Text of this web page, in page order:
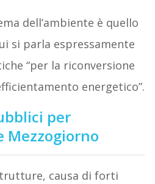
dell’ambiente è quello
si parla espressamente
“per la riconversione
energetico”.
per
causa di forti